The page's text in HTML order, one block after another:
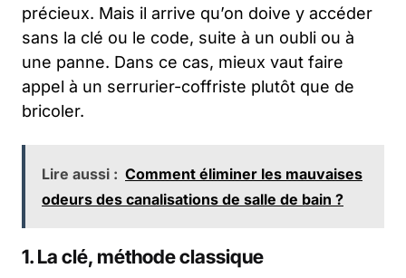
précieux. Mais il arrive qu’on doive y accéder
sans la clé ou le code, suite à un oubli ou à
une panne. Dans ce cas, mieux vaut faire
appel à un serrurier-coffriste plutôt que de
bricoler.
Lire aussi : Comment éliminer les mauvaises
odeurs des canalisations de salle de bain ?
1. La clé, méthode classique